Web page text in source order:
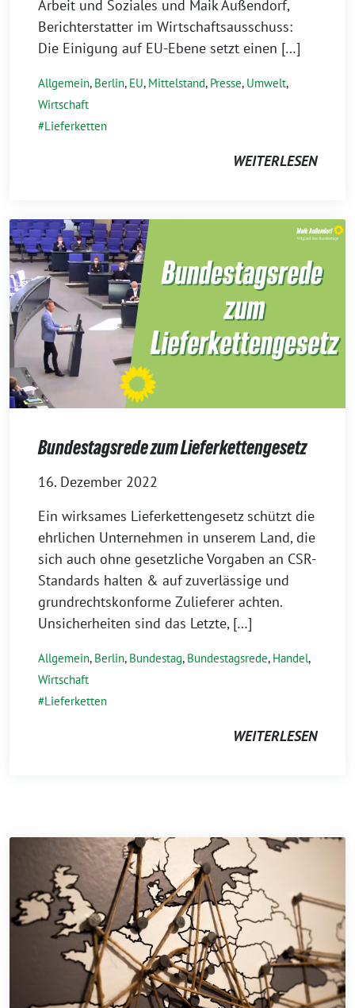
Arbeit und Soziales und Maik Außendorf,
Berichterstatter im Wirtschaftsausschuss:
Die Einigung auf EU-Ebene setzt einen […]
Allgemein, Berlin, EU, Mittelstand, Presse, Umwelt,
Wirtschaft
Lieferketten
WEITERLESEN
Bundestagsrede zum Lieferkettengesetz
16. Dezember 2022
Ein wirksames Lieferkettengesetz schützt die
ehrlichen Unternehmen in unserem Land, die
sich auch ohne gesetzliche Vorgaben an CSR-
Standards halten & auf zuverlässige und
grundrechtskonforme Zulieferer achten.
Unsicherheiten sind das Letzte, […]
Allgemein, Berlin, Bundestag, Bundestagsrede, Handel,
Wirtschaft
Lieferketten
WEITERLESEN